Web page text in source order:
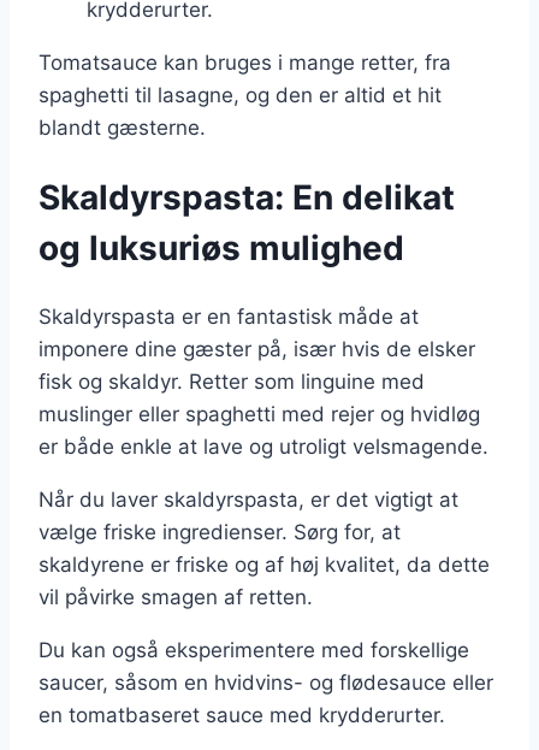
krydderurter.
Tomatsauce kan bruges i mange retter, fra
spaghetti til lasagne, og den er altid et hit
blandt gæsterne.
Skaldyrspasta: En delikat
og luksuriøs mulighed
Skaldyrspasta er en fantastisk måde at
imponere dine gæster på, især hvis de elsker
fisk og skaldyr. Retter som linguine med
muslinger eller spaghetti med rejer og hvidløg
er både enkle at lave og utroligt velsmagende.
Når du laver skaldyrspasta, er det vigtigt at
vælge friske ingredienser. Sørg for, at
skaldyrene er friske og af høj kvalitet, da dette
vil påvirke smagen af retten.
Du kan også eksperimentere med forskellige
saucer, såsom en hvidvins- og flødesauce eller
en tomatbaseret sauce med krydderurter.